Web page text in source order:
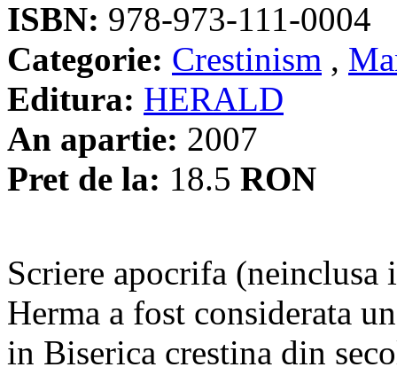
ISBN: 978-973-111-0004
Categorie: Crestinism ,
Editura: HERALD
An apartie: 2007
Pret de la: 18.5 RON
Scriere apocrifa
Herma a fost considerata
in Biserica crestina din